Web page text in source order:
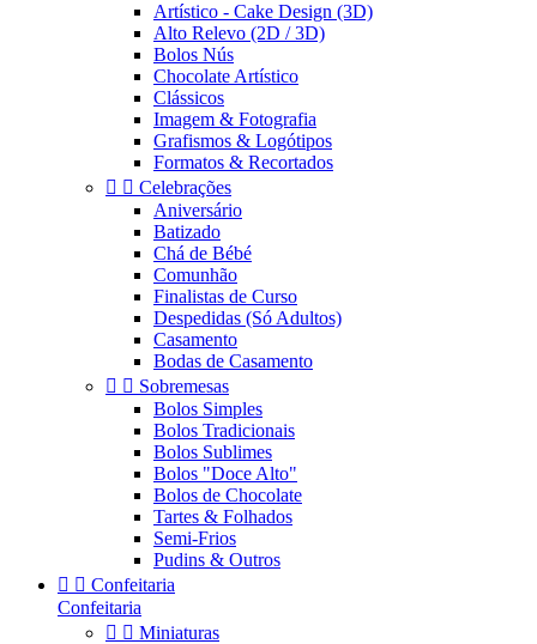
Artístico - Cake Design (3D)
Alto Relevo (2D / 3D)
Bolos Nús
Chocolate Artístico
Clássicos
Imagem & Fotografia
Grafismos & Logótipos
Formatos & Recortados
  Celebrações
Aniversário
Batizado
Chá de Bébé
Comunhão
Finalistas de Curso
Despedidas (Só Adultos)
Casamento
Bodas de Casamento
  Sobremesas
Bolos Simples
Bolos Tradicionais
Bolos Sublimes
Bolos "Doce Alto"
Bolos de Chocolate
Tartes & Folhados
Semi-Frios
Pudins & Outros
  Confeitaria
Confeitaria
  Miniaturas